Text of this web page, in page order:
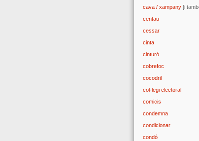
cava / xampany [i
centau
cessar
cinta
cinturó
cobrefoc
cocodril
col·legi electoral
comicis
condemna
condicionar
condó